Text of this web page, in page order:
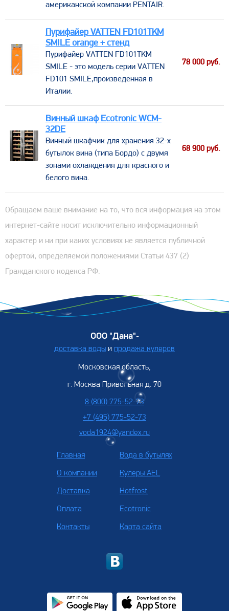
американской компании PENTAIR.
Пурифайер VATTEN FD101TKM
SMILE orange + стенд
Пурифайер VATTEN FD101TKM
SMILE - это модель серии VATTEN
FD101 SMILE,произведенная в
Италии.
78 000 руб.
Винный шкаф Ecotronic WCM-
32DE
​Винный шкафчик для хранения 32-х
бутылок вина (типа Бордо) c двумя
зонами охлаждения для красного и
белого вина.
68 900 руб.
Обращаем ваше внимание на то, что вся информация на этом
интернет-сайте носит исключительно информационный
характер и ни при каких условиях не является публичной
офертой, определяемой положениями Статьи 437 (2)
Гражданского кодекса РФ.
ООО "Дана"-
доставка воды и продажа кулеров
Московская область,
г. Москва Привольная д. 70
8 (800) 775-52-73
+7 (495) 775-52-73
voda1924@yandex.ru
Главная
О компании
Доставка
Оплата
Контакты
Вода в бутылях
Кулеры AEL
Hotfrost
Ecotronic
Карта сайта